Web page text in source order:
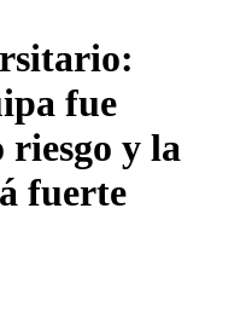
fue
riesgo y la
fuerte